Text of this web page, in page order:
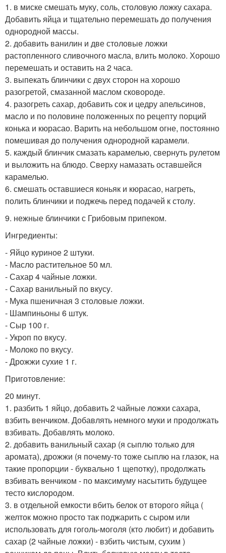
1. в миске смешать муку, соль, столовую ложку сахара.
Добавить яйца и тщательно перемешать до получения
однородной массы.
2. добавить ванилин и две столовые ложки
растопленного сливочного масла, влить молоко. Хорошо
перемешать и оставить на 2 часа.
3. выпекать блинчики с двух сторон на хорошо
разогретой, смазанной маслом сковороде.
4. разогреть сахар, добавить сок и цедру апельсинов,
масло и по половине положенных по рецепту порций
конька и кюрасао. Варить на небольшом огне, постоянно
помешивая до получения однородной карамели.
5. каждый блинчик смазать карамелью, свернуть рулетом
и выложить на блюдо. Сверху намазать оставшейся
карамелью.
6. смешать оставшиеся коньяк и кюрасао, нагреть,
полить блинчики и поджечь перед подачей к столу.
9. нежные блинчики с Грибовым припеком.
Ингредиенты:
- Яйцо куриное 2 штуки.
- Масло растительное 50 мл.
- Сахар 4 чайные ложки.
- Сахар ванильный по вкусу.
- Мука пшеничная 3 столовые ложки.
- Шампиньоны 6 штук.
- Сыр 100 г.
- Укроп по вкусу.
- Молоко по вкусу.
- Дрожжи сухие 1 г.
Приготовление:
20 минут.
1. разбить 1 яйцо, добавить 2 чайные ложки сахара,
взбить венчиком. Добавлять немного муки и продолжать
взбивать. Добавлять молоко.
2. добавить ванильный сахар (я сыплю только для
аромата), дрожжи (я почему-то тоже сыплю на глазок, на
такие пропорции - буквально 1 щепотку), продолжать
взбивать венчиком - по максимуму насытить будущее
тесто кислородом.
3. в отдельной емкости вбить белок от второго яйца (
желток можно просто так поджарить с сыром или
использовать для гоголь-моголя (кто любит) и добавить
сахар (2 чайные ложки) - взбить чистым, сухим )